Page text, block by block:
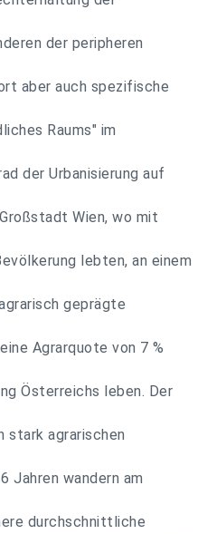
der peripheren
aber auch spezifische
Raums" im
der Urbanisierung auf
Wien, wo mit
lebten, an einem
geprägte
Agrarquote von 7 %
Österreichs leben. Der
stark agrarischen
Jahren wandern am
durchschnittliche